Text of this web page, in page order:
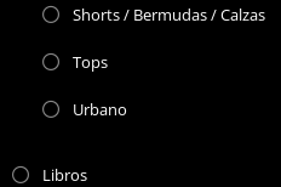
Shorts / Bermudas / Calzas
Tops
Urbano
Libros